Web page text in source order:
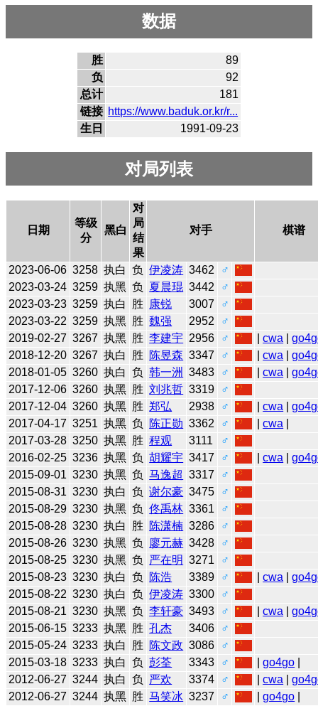
数据
胜
89
负
92
总计
181
链接 https://www.baduk.or.kr/r...
生日
1991-09-23
对局列表
日期
等级
分
黑白
对
局
结
果
对手 棋谱
2023-06-06 3258 执白 负 伊凌涛 3462
♂
2023-03-24 3259 执黑 负 夏晨琨 3442
♂
2023-03-23 3259 执白 胜 康锐 3007
♂
2023-03-22 3259 执黑 胜 魏强 2952
♂
2019-02-27 3267 执黑 胜 李建宇 2956 ♂ |cwa |
2018-12-20 3267 执白 胜 陈昱森 3347 ♂ |cwa |
2018-01-05 3260 执白 负 韩一洲 3483 ♂ |cwa |
2017-12-06 3260 执黑 胜 刘兆哲 3319
♂
2017-12-04 3260 执黑 胜 郑弘 2938 ♂ |cwa |
2017-04-17 3251 执黑 负 陈正勋 3362 ♂ |cwa
2017-03-28 3250 执黑 胜 程观 3111
♂
2016-02-25 3236 执黑 负 胡耀宇 3417 ♂ |cwa |
2015-09-01 3230 执黑 负 马逸超 3317
♂
2015-08-31 3230 执白 负 谢尔豪 3475
♂
2015-08-29 3230 执黑 负 佟禹林 3361
♂
2015-08-28 3230 执白 胜 陈潇楠 3286
♂
2015-08-26 3230 执黑 负 廖元赫 3428
♂
2015-08-25 3230 执黑 负 严在明 3271
♂
2015-08-23 3230 执白 负 陈浩 3389 ♂ |cwa |
2015-08-22 3230 执白 负 伊凌涛 3300
♂
2015-08-21 3230 执黑 负 李轩豪 3493 ♂ |cwa |
2015-06-15 3233 执黑 胜 孔杰 3406
♂
2015-05-24 3233 执白 胜 陈文政 3086
♂
2015-03-18 3233 执白 负 彭荃 3343 ♂ |go4go
2012-06-27 3244 执白 负 严欢 3374 ♂ |cwa |
2012-06-27 3244 执黑 胜 马笑冰 3237 ♂ |go4go